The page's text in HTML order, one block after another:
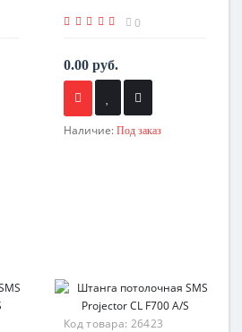
0
0.00 руб.
Наличие: Под заказ
Код товара: 26423